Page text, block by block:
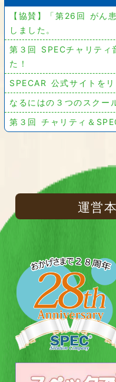
【協賛】「第26回 がん
しました。
第３回 SPECチャリティ
た！
SPECAR 公式サイトをリ
なるにはの３つのスクー
第３回 チャリティ＆
運営